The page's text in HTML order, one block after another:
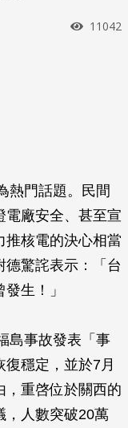
瀏覽次
11042
熱門話題。民間
電廠安全、甚至宣
推核電的決心相當
德驚詫表示：「台
生！」
島事故發表「事
穩定，並於7月
，重啓位於關西的
，人數突破20萬